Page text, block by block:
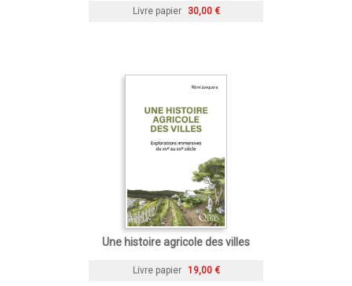
Livre papier 30,00 €
Une histoire agricole des villes
Livre papier 19,00 €